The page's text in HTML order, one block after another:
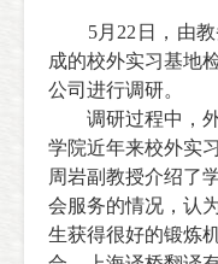
5月22日，由教
成的校外实习基地
公司进行调研。
调研过程中，外
学院近年来校外实
周岩副教授介绍了
会服务的情况，认
生获得很好的锻炼